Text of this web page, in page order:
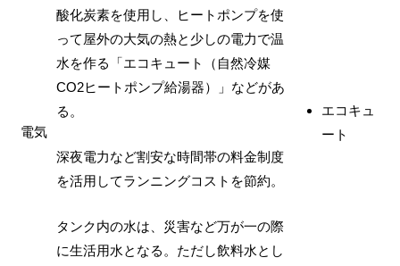
電気
酸化炭素を使用し、ヒートポンプを使
って屋外の大気の熱と少しの電力で温
水を作る「エコキュート（自然冷媒
CO2ヒートポンプ給湯器）」などがあ
る。
深夜電力など割安な時間帯の料金制度
を活用してランニングコストを節約。
タンク内の水は、災害など万が一の際
に生活用水となる。ただし飲料水とし
エコキュ
ート